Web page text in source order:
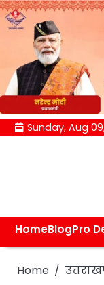
Skip Sunday, Aug
HomeBlogPro
Home